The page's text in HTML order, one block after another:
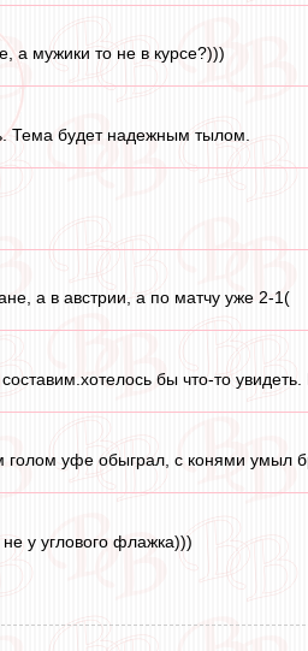
а мужики то не в курсе?)))
Тема будет надежным тылом.
а в австрии, а по матчу уже 2-1(
бы что-то
голом уфе обыграл, с конями умыл
у углового флажка)))